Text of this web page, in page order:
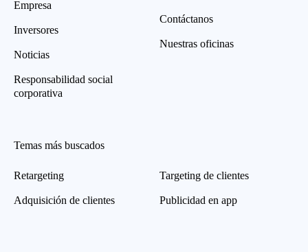
Empresa
Inversores
Noticias
Responsabilidad social
corporativa
Contáctanos
Nuestras oficinas
Temas más buscados
Retargeting
Adquisición de clientes
Targeting de clientes
Publicidad en app